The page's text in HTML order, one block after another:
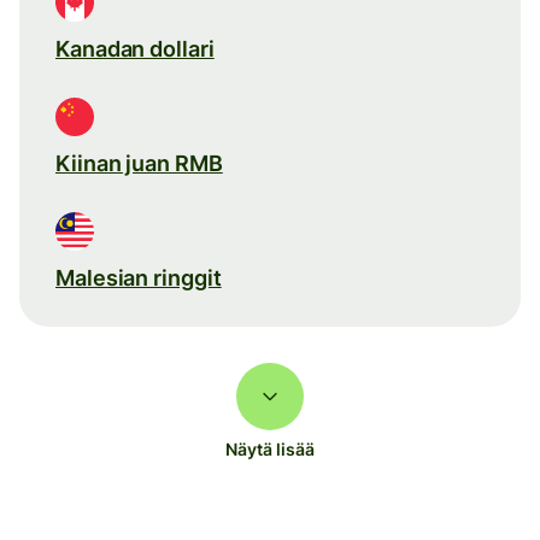
Kanadan dollari
Kiinan juan RMB
Malesian ringgit
Näytä lisää